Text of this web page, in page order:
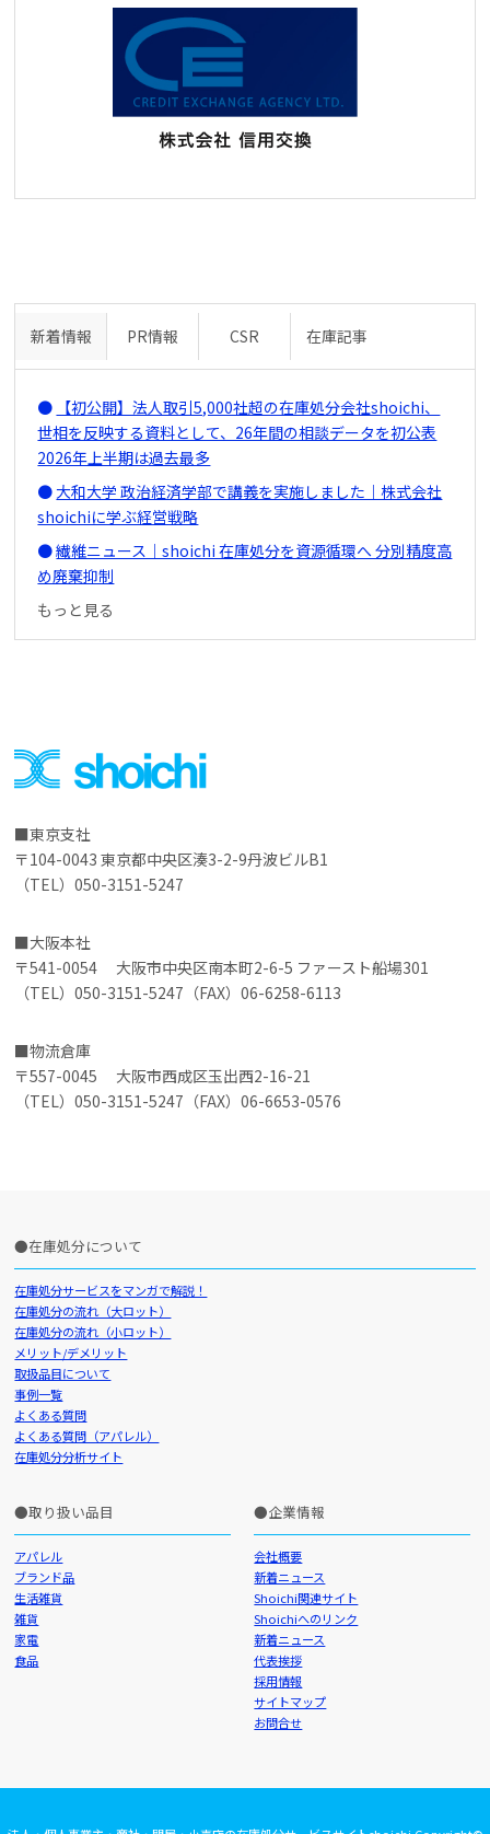
新着情報 PR情報 CSR 在庫記事
【初公開】法人取引5,000社超の在庫処分会社shoichi、
世相を反映する資料として、26年間の相談データを初公表
2026年上半期は過去最多
大和大学 政治経済学部で講義を実施しました｜株式会社
shoichiに学ぶ経営戦略
繊維ニュース｜shoichi 在庫処分を資源循環へ 分別精度高
め廃棄抑制
もっと見る
東京支社
〒104-0043 東京都中央区湊3-2-9丹波ビルB1
（TEL）050-3151-5247
大阪本社
〒541-0054 大阪市中央区南本町2-6-5 ファースト船場301
（TEL）050-3151-5247（FAX）06-6258-6113
物流倉庫
〒557-0045 大阪市西成区玉出西2-16-21
（TEL）050-3151-5247（FAX）06-6653-0576
在庫処分について
在庫処分サービスをマンガで解説！
在庫処分の流れ（大ロット）
在庫処分の流れ（小ロット）
メリット/デメリット
取扱品目について
事例一覧
よくある質問
よくある質問（アパレル）
在庫処分分析サイト
取り扱い品目
アパレル
ブランド品
生活雑貨
雑貨
家電
食品
企業情報
会社概要
新着ニュース
Shoichi関連サイト
Shoichiへのリンク
新着ニュース
代表挨拶
採用情報
サイトマップ
お問合せ